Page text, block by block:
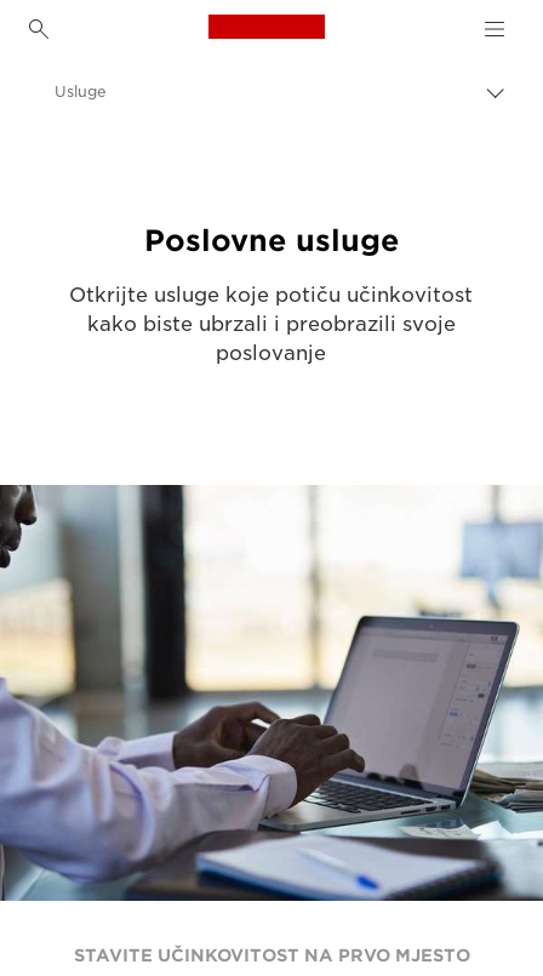
Canon Logo, back to
Usluge
Poslovne usluge
Otkrijte usluge koje potiču učinkovitost
kako biste ubrzali i preobrazili svoje
poslovanje
STAVITE UČINKOVITOST NA PRVO MJESTO